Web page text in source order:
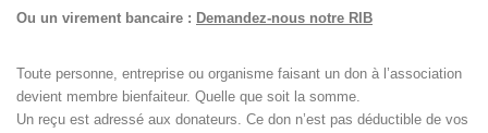
Ou un virement bancaire : Demandez-nous notre RIB
Toute personne, entreprise ou organisme faisant un don à l’association
devient membre bienfaiteur. Quelle que soit la somme.
Un reçu est adressé aux donateurs. Ce don n’est pas déductible de vos